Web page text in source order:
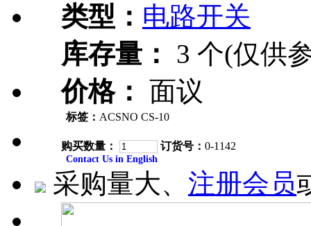
类型： 电路开关
库存量：
3 个(仅供
价格： 面议
标签： ACSNO CS-10
购买数量： 订货号： 0-1142
Contact Us in English
采购量大、 注册会员